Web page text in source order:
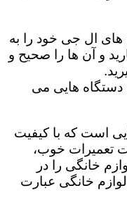
های ال جی خود را به
و آن ها را صحیح و
هایی می
است که با کیفیت
تعمیرات خوب،
خانگی را در
لوازم خانگی عبارت